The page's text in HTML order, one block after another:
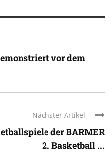
vor dem
Nächster Artikel
der BARMER
2. Basketball ...